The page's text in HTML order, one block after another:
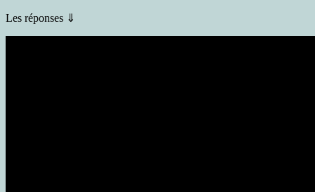
Les réponses ⇓